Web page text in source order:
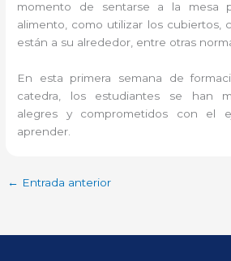
momento de sentarse a la mesa
alimento, como utilizar los cubiertos,
están a su alrededor, entre otras
En esta primera semana de
catedra, los estudiantes se han
alegres y comprometidos con el
aprender.
← Entrada anterior